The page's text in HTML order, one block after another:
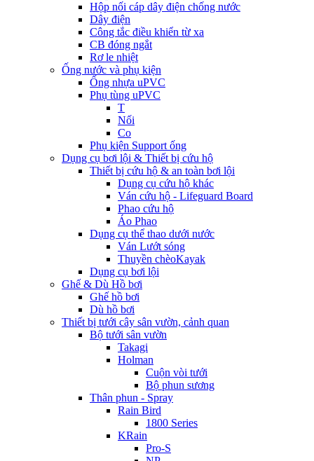
Hộp nối cáp dây điện chống nước
Dây điện
Công tắc điều khiển từ xa
CB đóng ngắt
Rơ le nhiệt
Ống nước và phụ kiện
Ống nhựa uPVC
Phụ tùng uPVC
T
Nối
Co
Phụ kiện Support ống
Dụng cụ bơi lội & Thiết bị cứu hộ
Thiết bị cứu hộ & an toàn bơi lội
Dụng cụ cứu hộ khác
Ván cứu hộ - Lifeguard Board
Phao cứu hộ
Áo Phao
Dụng cụ thể thao dưới nước
Ván Lướt sóng
Thuyền chèoKayak
Dụng cụ bơi lội
Ghế & Dù Hồ bơi
Ghế hồ bơi
Dù hồ bơi
Thiết bị tưới cây sân vườn, cảnh quan
Bộ tưới sân vườn
Takagi
Holman
Cuộn vòi tưới
Bộ phun sương
Thân phun - Spray
Rain Bird
1800 Series
KRain
Pro-S